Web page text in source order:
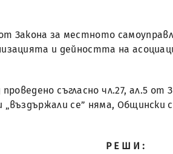
от Закона за местното
и дейността на
съгласно чл.27, ал.5
„въздържали се” няма, Общински
РЕШИ: